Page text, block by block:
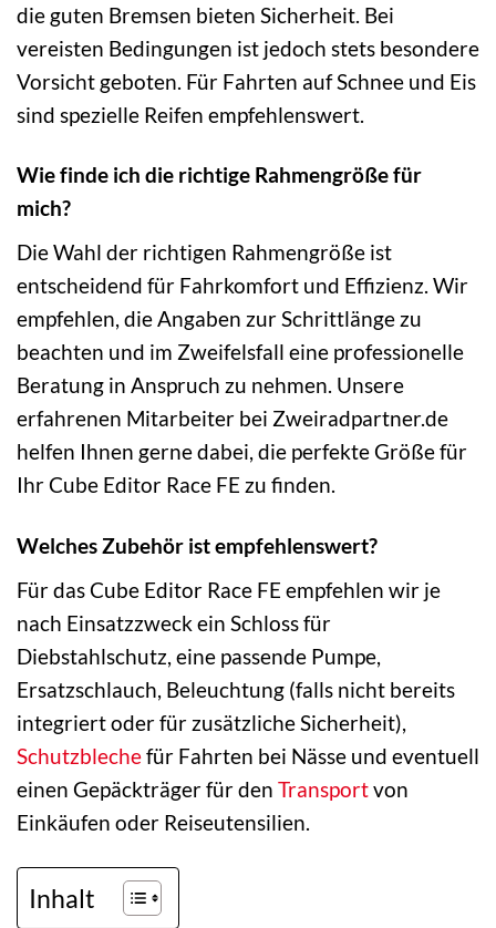
die guten Bremsen bieten Sicherheit. Bei
vereisten Bedingungen ist jedoch stets besondere
Vorsicht geboten. Für Fahrten auf Schnee und Eis
sind spezielle Reifen empfehlenswert.
Wie finde ich die richtige Rahmengröße für
mich?
Die Wahl der richtigen Rahmengröße ist
entscheidend für Fahrkomfort und Effizienz. Wir
empfehlen, die Angaben zur Schrittlänge zu
beachten und im Zweifelsfall eine professionelle
Beratung in Anspruch zu nehmen. Unsere
erfahrenen Mitarbeiter bei Zweiradpartner.de
helfen Ihnen gerne dabei, die perfekte Größe für
Ihr Cube Editor Race FE zu finden.
Welches Zubehör ist empfehlenswert?
Für das Cube Editor Race FE empfehlen wir je
nach Einsatzzweck ein Schloss für
Diebstahlschutz, eine passende Pumpe,
Ersatzschlauch, Beleuchtung (falls nicht bereits
integriert oder für zusätzliche Sicherheit),
Schutzblechefür Fahrten bei Nässe und eventuell
einen Gepäckträger für den Transportvon
Einkäufen oder Reiseutensilien.
Inhalt